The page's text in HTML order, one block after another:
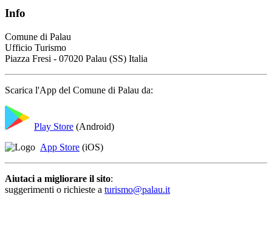
Info
Comune di Palau
Ufficio Turismo
Piazza Fresi - 07020 Palau (SS) Italia
Scarica l'App del Comune di Palau da:
Play Store (Android)
App Store (iOS)
Aiutaci a migliorare il sito:
suggerimenti o richieste a turismo@palau.it